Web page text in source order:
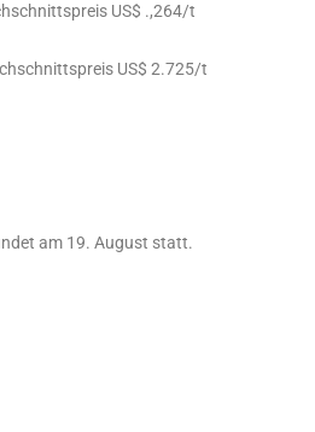
US$ .,264/t
US$ 2.725/t
am 19. August statt.